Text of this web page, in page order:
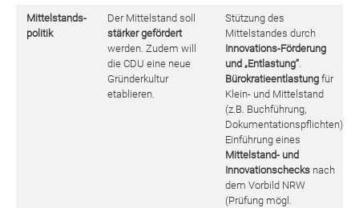
Mittelstands-
politik
Der Mittelstand soll
stärker gefördert
werden. Zudem will
die CDU eine neue
Gründerkultur
etablieren.
Stützung des
Mittelstandes durch
Innovations-Förderung
und „Entlastung“.
Bürokratieentlastungfür
Klein- und Mittelstand
(z.B. Buchführung,
Dokumentationspflichten)
Einführung eines
Mittelstand- und
Innovationschecksnach
dem Vorbild NRW
(Prüfung mögl.